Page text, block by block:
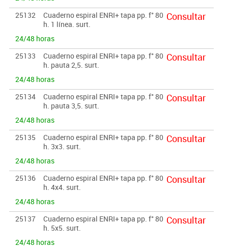
25132
Cuaderno espiral ENRI+ tapa pp. f° 80
h. 1 línea. surt.
24/48 horas
Consultar
25133
Cuaderno espiral ENRI+ tapa pp. f° 80
h. pauta 2,5. surt.
24/48 horas
Consultar
25134
Cuaderno espiral ENRI+ tapa pp. f° 80
h. pauta 3,5. surt.
24/48 horas
Consultar
25135
Cuaderno espiral ENRI+ tapa pp. f° 80
h. 3x3. surt.
24/48 horas
Consultar
25136
Cuaderno espiral ENRI+ tapa pp. f° 80
h. 4x4. surt.
24/48 horas
Consultar
25137
Cuaderno espiral ENRI+ tapa pp. f° 80
h. 5x5. surt.
24/48 horas
Consultar